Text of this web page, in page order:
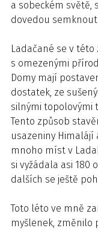
a sobeckém světě,
dovedou
Ladačané se v
s omezenými
Domy mají
dostatek, ze
silnými topolovými
Tento způsob
usazeniny
mnoho míst v
si vyžádala asi 180
dalších se ještě
Toto léto ve mně
myšlenek, změnilo